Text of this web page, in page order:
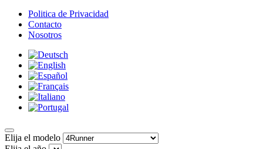
Politica de Privacidad
Contacto
Nosotros
Elija el modelo